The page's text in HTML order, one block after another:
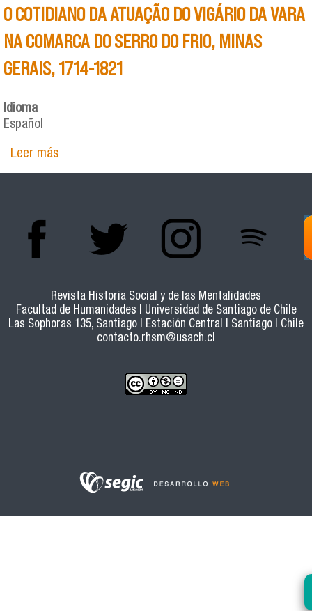
O COTIDIANO DA ATUAÇÃO DO VIGÁRIO DA VARA
NA COMARCA DO SERRO DO FRIO, MINAS
GERAIS, 1714-1821
Idioma
Español
Leer mássobre O COTIDIANO DA ATUAÇÃO DO VIGÁRIO DA
VARA NA COMARCA DO SERRO DO FRIO, MINAS
Revista Historia Social y de las Mentalidades
Facultad de Humanidades | Universidad de Santiago de Chile
Las Sophoras 135, Santiago | Estación Central | Santiago | Chile
contacto.rhsm@usach.cl